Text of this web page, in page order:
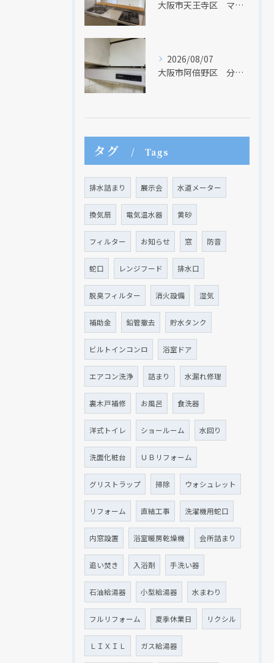
大阪市天王寺区 マンションのキッチン取替及び内装リフォーム工事 クリナップ
2026/08/07
大阪市阿倍野区 分譲マンションのレンジフード取替リフォーム工事 タカラスタンダード
タグ Tags
排水詰まり 展示会 水道メーター
換気扇 電気温水器 黄砂
フィルター お知らせ 窓 防音
蛇口 レンジフード 排水口
脱臭フィルター 消火設備 湿気
補助金 鉛管撤去 貯水タンク
ビルトインコンロ 浴室ドア
エアコン洗浄 詰まり 水漏れ修理
裏木戸補修 お風呂 食洗器
洋式トイレ ショールーム 水回り
洗面化粧台 ＵＢリフォーム
グリストラップ 掃除 ウォシュレット
リフォーム 直結工事 洗濯機用蛇口
内窓設置 浴室暖房乾燥機 会所詰まり
追い焚き 入浴剤 手洗い器
石油給湯器 小型給湯器 水まわり
フルリフォーム 夏季休業日 リクシル
ＬＩＸＩＬ ガス給湯器
現在、新聞に入っている折込チラシです。
クリックでチラシのページにジャンプします
現在、新聞に入っている折込チラシです。
クリックでチラシのページにジャンプします